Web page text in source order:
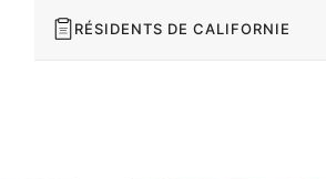
RÉSIDENTS DE CALIFORNIE